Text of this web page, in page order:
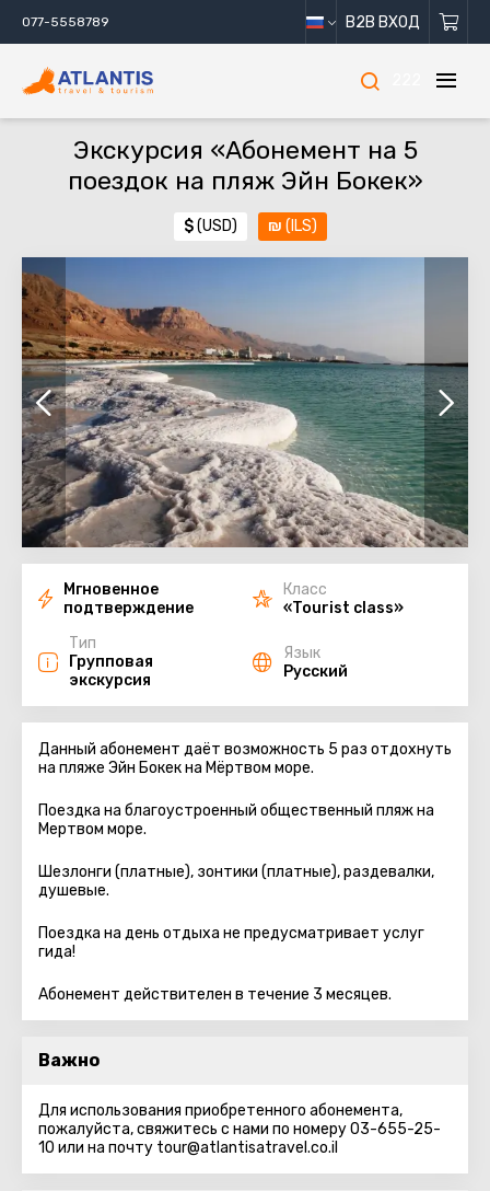
077-5558789 B2B ВХОД
Экскурсия «Абонемент на 5
поездок на пляж Эйн Бокек»
$(USD) ₪ (ILS)
Мгновенное
подтверждение
Класс
«Tourist class»
Тип
Групповая
экскурсия
Язык
Русский
Данный абонемент даёт возможность 5 раз отдохнуть
на пляже Эйн Бокек на Мёртвом море.
Поездка на благоустроенный общественный пляж на
Мертвом море.
Шезлонги (платные), зонтики (платные), раздевалки,
душевые.
Поездка на день отдыха не предусматривает услуг
гида!
Абонемент действителен в течение 3 месяцев.
Важно
Для использования приобретенного абонемента,
пожалуйста, свяжитесь с нами по номеру 03-655-25-
10 или на почту tour@atlantisatravel.co.il